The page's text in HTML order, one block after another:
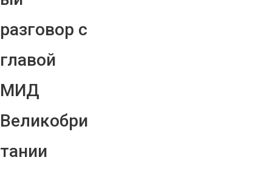
разговор с
главой
МИД
Великобри
тании